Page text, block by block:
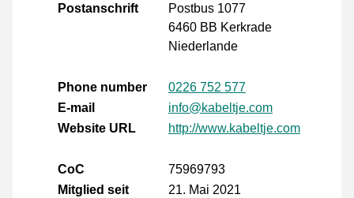
Postanschrift
Postbus 1077
6460 BB Kerkrade
Niederlande
Phone number
0226 752 577
E-mail
info@kabeltje.com
Website URL
http://www.kabeltje.com
CoC
75969793
Mitglied seit
21. Mai 2021